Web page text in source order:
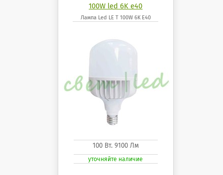
100W led 6K e40
Лампа Led LE T 100W 6K E40
100 Вт. 9100 Лм
уточняйте наличие